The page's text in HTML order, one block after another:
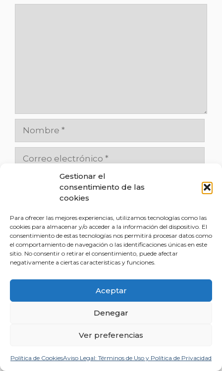
Gestionar el
consentimiento de las
cookies
Para ofrecer las mejores experiencias, utilizamos tecnologías como las
cookies para almacenar y/o acceder a la información del dispositivo. El
consentimiento de estas tecnologías nos permitirá procesar datos como
el comportamiento de navegación o las identificaciones únicas en este
sitio. No consentir o retirar el consentimiento, puede afectar
negativamente a ciertas características y funciones.
Aceptar
Denegar
Ver preferencias
Política de CookiesAviso Legal: Términos de Uso y Política de Privacidad
web en este navegador para la próxima
vez que comente.
Responsable
: Milagros Ruiz Barroeta. Finalidad: Gestión de los comentarios
interesado.Destinatarios: Los datos no se cederán a terceros salvo en los casos
en que exista una obligación legal. Los boletines electrónicos o newsletter
: Acceder, rectificar y suprimir los datos, así como
datos solicitados como obligatorios, puede dar como resultado no poder